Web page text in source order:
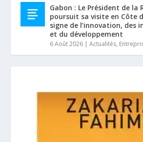
Gabon : Le Président de la
poursuit sa visite en Côte
signe de l’innovation, des
et du développement
6 Août 2026 |Actualités,